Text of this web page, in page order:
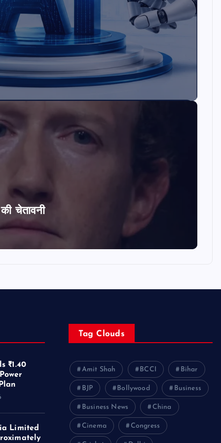
की चेतावनी
₹1.40
Limited
Tag Clouds
Amit Shah BCCI Bihar
BJP Bollywood Business
Business News China
Cinema Congress